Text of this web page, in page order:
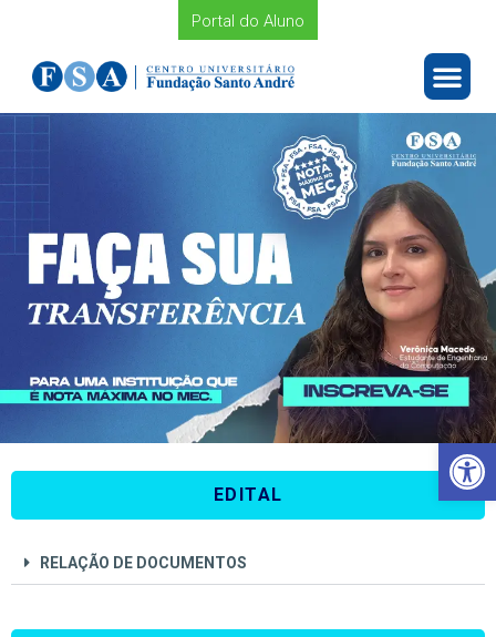
Barra de Ferramentas Aberta
Portal do Aluno
EDITAL
RELAÇÃO DE DOCUMENTOS